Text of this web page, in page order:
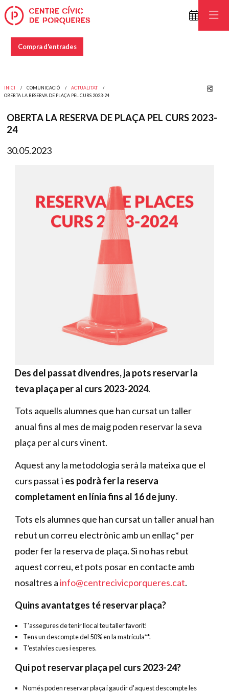
Compra d'entrades
INICI COMUNICACIÓ
ACTUALITAT
OBERTA LA RESERVA DE PLAÇA PEL CURS 2023-24
OBERTA LA RESERVA DE PLAÇA PEL CURS 2023-
24
30.05.2023
Des del passat divendres, ja pots reservar la
teva plaça per al curs 2023-2024.
Tots aquells alumnes que han cursat un taller
anual fins al mes de maig poden reservar la seva
plaça per al curs vinent.
Aquest any la metodologia serà la mateixa que el
curs passat i es podrà fer la reserva
completament en línia fins al 16 de juny.
Tots els alumnes que han cursat un taller anual han
rebut un correu electrònic amb un enllaç* per
poder fer la reserva de plaça. Si no has rebut
aquest correu, et pots posar en contacte amb
nosaltres ainfo@centrecivicporqueres.cat.
Quins avantatges té reservar plaça?
T'assegures de tenir lloc al teu taller favorit!
Tens un descompte del 50% en la matrícula**.
T'estalvies cues i esperes.
Qui pot reservar plaça pel curs 2023-24?
Només poden reservar plaça i gaudir d'aquest descompte les